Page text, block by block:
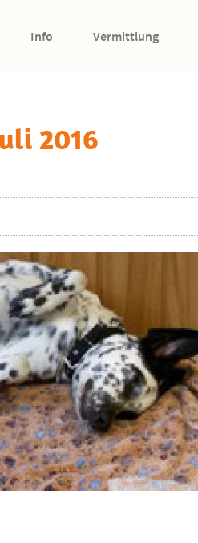
Info Vermittlung
2016